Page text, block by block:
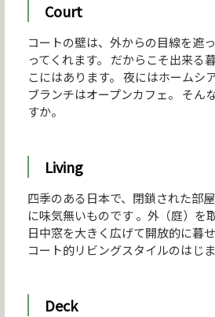
Court
コートの壁は、外からの目線を遮
ってくれます。 だからこそ出来る
こにはあります。 夜にはホームシ
ブランチはオープンカフェ。 そん
すか。
Living
四季のある日本で、閉鎖された部
に味気無いものです 。外（庭）を
日中窓を大きく広げて開放的に暮
コート的リビングスタイルのはじま
Deck